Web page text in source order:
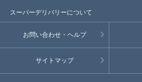
スーパーデリバリーについて
お問い合わせ・ヘルプ
サイトマップ